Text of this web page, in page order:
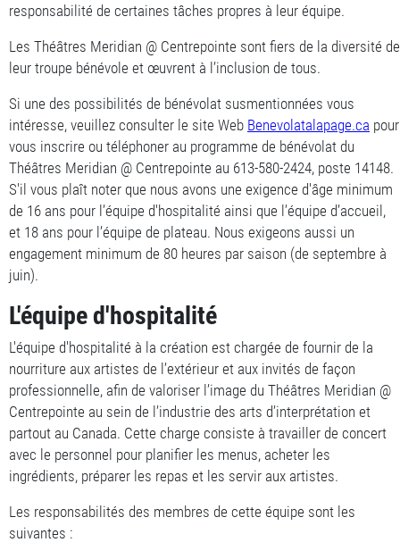
responsabilité de certaines tâches propres à leur équipe.
Les Théâtres Meridian @ Centrepointe sont fiers de la diversité de
leur troupe bénévole et œuvrent à l’inclusion de tous.
Si une des possibilités de bénévolat susmentionnées vous
intéresse, veuillez consulter le site Web Benevolatalapage.ca pour
vous inscrire ou téléphoner au programme de bénévolat du
Théâtres Meridian @ Centrepointe au 613-580-2424, poste 14148.
S'il vous plaît noter que nous avons une exigence d'âge minimum
de 16 ans pour l’équipe d'hospitalité ainsi que l’équipe d’accueil,
et 18 ans pour l’équipe de plateau. Nous exigeons aussi un
engagement minimum de 80 heures par saison (de septembre à
juin).
L'équipe d'hospitalité
L'équipe d'hospitalité à la création est chargée de fournir de la
nourriture aux artistes de l’extérieur et aux invités de façon
professionnelle, afin de valoriser l’image du Théâtres Meridian @
Centrepointe au sein de l’industrie des arts d’interprétation et
partout au Canada. Cette charge consiste à travailler de concert
avec le personnel pour planifier les menus, acheter les
ingrédients, préparer les repas et les servir aux artistes.
Les responsabilités des membres de cette équipe sont les
suivantes :